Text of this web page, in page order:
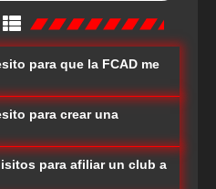
para que la FCAD me
para crear una
para afiliar un club a